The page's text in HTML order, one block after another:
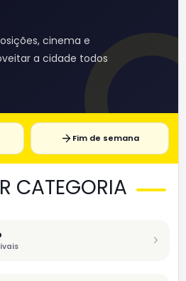
cinema e
a cidade todos
Fim de semana
CATEGORIA